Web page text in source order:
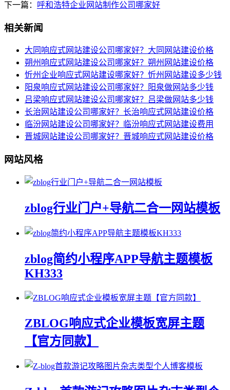
下一篇： 呼和浩特企业网站制作公司哪家好
相关新闻
大同响应式网站建设公司哪家好？大同网站建设价格
朔州响应式网站建设公司哪家好？朔州网站建设价格
忻州企业响应式网站建设哪家好？忻州网站建设多少钱
阳泉响应式网站建设公司哪家好？阳泉做网站多少钱
吕梁响应式网站建设公司哪家好？吕梁做网站多少钱
长治网站建设公司哪家好？长治响应式网站建设价格
临汾网站建设公司哪家好？临汾响应式网站建设费用
晋城网站建设公司哪家好？晋城响应式网站建设价格
网站风格
zblog行业门户+导航二合一网站模板
zblog简约小程序APP导航主题模板
KH333
ZBLOG响应式企业模板宽屏主题
【官方同款】